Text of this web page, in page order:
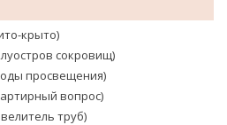
крыто)
сокровищ)
просвещения)
вопрос)
труб)